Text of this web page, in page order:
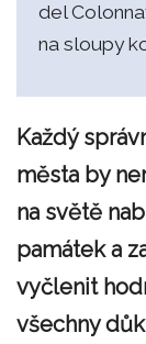
del
na sloupy
Každý
města by
na světě
památek a
vyčlenit
všechny